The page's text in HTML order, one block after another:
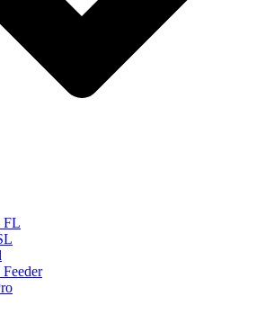
FL